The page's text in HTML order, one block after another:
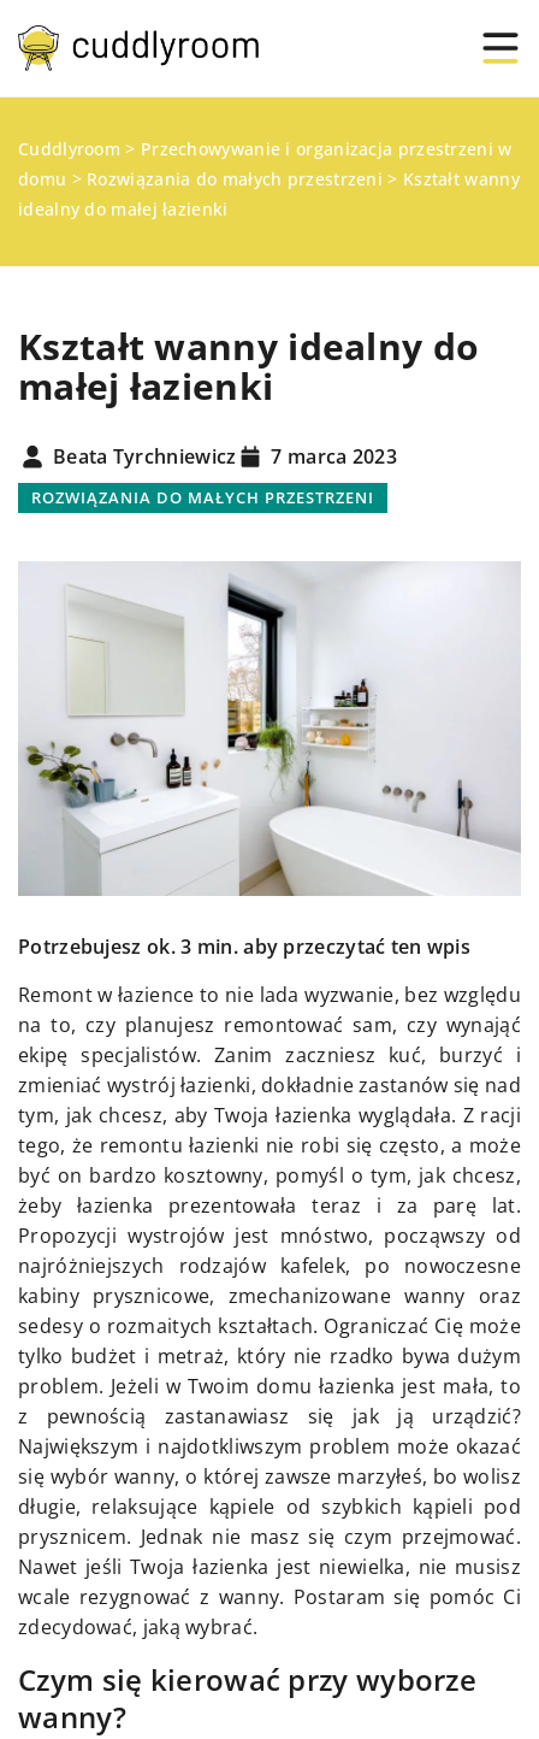
Cuddlyroom > Przechowywanie i organizacja przestrzeni w
domu > Rozwiązania do małych przestrzeni > Kształt wanny
idealny do małej łazienki
Kształt wanny idealny do
małej łazienki
Beata Tyrchniewicz 7 marca 2023
ROZWIĄZANIA DO MAŁYCH PRZESTRZENI
Potrzebujesz ok. 3 min. aby przeczytać ten wpis
Remont w łazience to nie lada wyzwanie, bez względu
na to, czy planujesz remontować sam, czy wynająć
ekipę specjalistów. Zanim zaczniesz kuć, burzyć i
zmieniać wystrój łazienki, dokładnie zastanów się nad
tym, jak chcesz, aby Twoja łazienka wyglądała. Z racji
tego, że remontu łazienki nie robi się często, a może
być on bardzo kosztowny, pomyśl o tym, jak chcesz,
żeby łazienka prezentowała teraz i za parę lat.
Propozycji wystrojów jest mnóstwo, począwszy od
najróżniejszych rodzajów kafelek, po nowoczesne
kabiny prysznicowe, zmechanizowane wanny oraz
sedesy o rozmaitych kształtach. Ograniczać Cię może
tylko budżet i metraż, który nie rzadko bywa dużym
problem. Jeżeli w Twoim domu łazienka jest mała, to
z pewnością zastanawiasz się jak ją urządzić?
Największym i najdotkliwszym problem może okazać
się wybór wanny, o której zawsze marzyłeś, bo wolisz
długie, relaksujące kąpiele od szybkich kąpieli pod
prysznicem. Jednak nie masz się czym przejmować.
Nawet jeśli Twoja łazienka jest niewielka, nie musisz
wcale rezygnować z wanny. Postaram się pomóc Ci
zdecydować, jaką wybrać.
Czym się kierować przy wyborze
wanny?